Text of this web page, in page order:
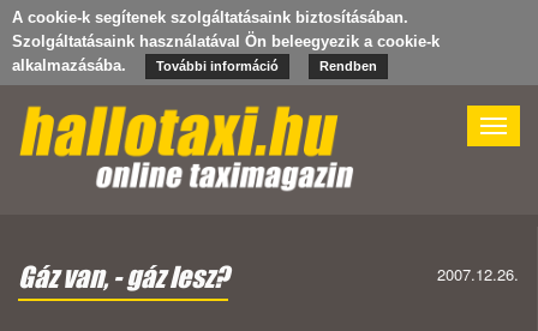
A cookie-k segítenek szolgáltatásaink biztosításában.
Szolgáltatásaink használatával Ön beleegyezik a cookie-k
alkalmazásába.
További információ Rendben
Toggle
Gáz van, - gáz lesz? 2007.12.26.